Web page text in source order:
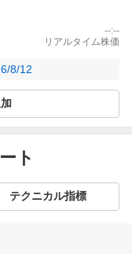
--:--
リアルタイム株価
8/12
ト
テクニカル指標